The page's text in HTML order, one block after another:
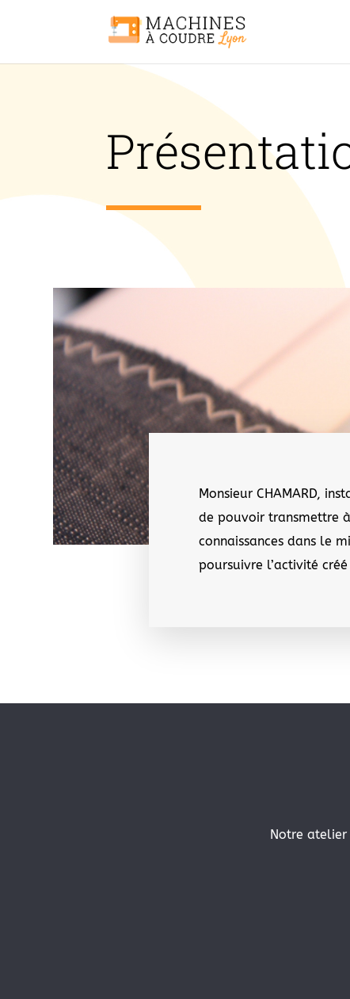
Monsieur CHAMARD,
de pouvoir transmettre
connaissances dans le
poursuivre l’activité
Notre atelier